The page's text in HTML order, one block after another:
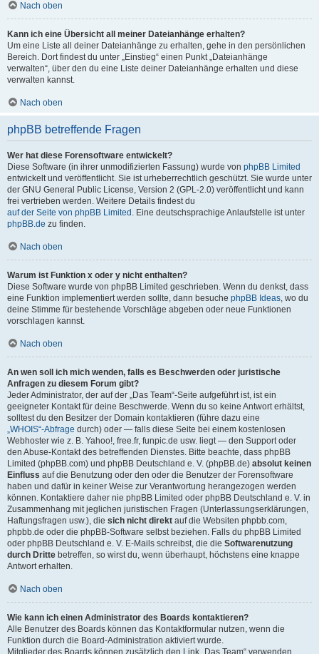
Nach oben
Kann ich eine Übersicht all meiner Dateianhänge erhalten?
Um eine Liste all deiner Dateianhänge zu erhalten, gehe in den persönlichen
Bereich. Dort findest du unter „Einstieg“ einen Punkt „Dateianhänge
verwalten“, über den du eine Liste deiner Dateianhänge erhalten und diese
verwalten kannst.
Nach oben
phpBB betreffende Fragen
Wer hat diese Forensoftware entwickelt?
Diese Software (in ihrer unmodifizierten Fassung) wurde von phpBB Limited
entwickelt und veröffentlicht. Sie ist urheberrechtlich geschützt. Sie wurde unter
der GNU General Public License, Version 2 (GPL-2.0) veröffentlicht und kann
frei vertrieben werden. Weitere Details findest du
auf der Seite von phpBB Limited . Eine deutschsprachige Anlaufstelle ist unter
phpBB.de zu finden.
Nach oben
Warum ist Funktion x oder y nicht enthalten?
Diese Software wurde von phpBB Limited geschrieben. Wenn du denkst, dass
eine Funktion implementiert werden sollte, dann besuche phpBB Ideas, wo du
deine Stimme für bestehende Vorschläge abgeben oder neue Funktionen
vorschlagen kannst.
Nach oben
An wen soll ich mich wenden, falls es Beschwerden oder juristische
Anfragen zu diesem Forum gibt?
Jeder Administrator, der auf der „Das Team“-Seite aufgeführt ist, ist ein
geeigneter Kontakt für deine Beschwerde. Wenn du so keine Antwort erhältst,
solltest du den Besitzer der Domain kontaktieren (führe dazu eine
„WHOIS“-Abfrage durch) oder — falls diese Seite bei einem kostenlosen
Webhoster wie z. B. Yahoo!, free.fr, funpic.de usw. liegt — den Support oder
den Abuse-Kontakt des betreffenden Dienstes. Bitte beachte, dass phpBB
Limited (phpBB.com) und phpBB Deutschland e. V. (phpBB.de) absolut keinen
Einfluss auf die Benutzung oder den oder die Benutzer der Forensoftware
haben und dafür in keiner Weise zur Verantwortung herangezogen werden
können. Kontaktiere daher nie phpBB Limited oder phpBB Deutschland e. V. in
Zusammenhang mit jeglichen juristischen Fragen (Unterlassungserklärungen,
Haftungsfragen usw.), die sich nicht direkt auf die Websiten phpbb.com,
phpbb.de oder die phpBB-Software selbst beziehen. Falls du phpBB Limited
oder phpBB Deutschland e. V. E-Mails schreibst, die die Softwarenutzung
durch Dritte betreffen, so wirst du, wenn überhaupt, höchstens eine knappe
Antwort erhalten.
Nach oben
Wie kann ich einen Administrator des Boards kontaktieren?
Alle Benutzer des Boards können das Kontaktformular nutzen, wenn die
Funktion durch die Board-Administration aktiviert wurde.
Mitglieder des Boards können zusätzlich den Link „Das Team“ verwenden.